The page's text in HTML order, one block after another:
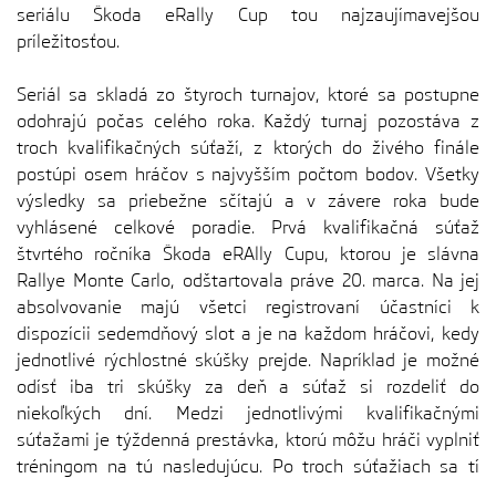
seriálu Škoda eRally Cup tou najzaujímavejšou
príležitosťou.
Seriál sa skladá zo štyroch turnajov, ktoré sa postupne
odohrajú počas celého roka. Každý turnaj pozostáva z
troch kvalifikačných súťaží, z ktorých do živého finále
postúpi osem hráčov s najvyšším počtom bodov. Všetky
výsledky sa priebežne sčítajú a v závere roka bude
vyhlásené celkové poradie. Prvá kvalifikačná súťaž
štvrtého ročníka Škoda eRAlly Cupu, ktorou je slávna
Rallye Monte Carlo, odštartovala práve 20. marca. Na jej
absolvovanie majú všetci registrovaní účastníci k
dispozícii sedemdňový slot a je na každom hráčovi, kedy
jednotlivé rýchlostné skúšky prejde. Napríklad je možné
odísť iba tri skúšky za deň a súťaž si rozdeliť do
niekoľkých dní. Medzi jednotlivými kvalifikačnými
súťažami je týždenná prestávka, ktorú môžu hráči vyplniť
tréningom na tú nasledujúcu. Po troch súťažiach sa tí